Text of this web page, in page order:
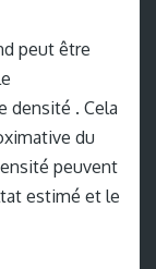
peut être
densité . Cela
du
peuvent
estimé et le